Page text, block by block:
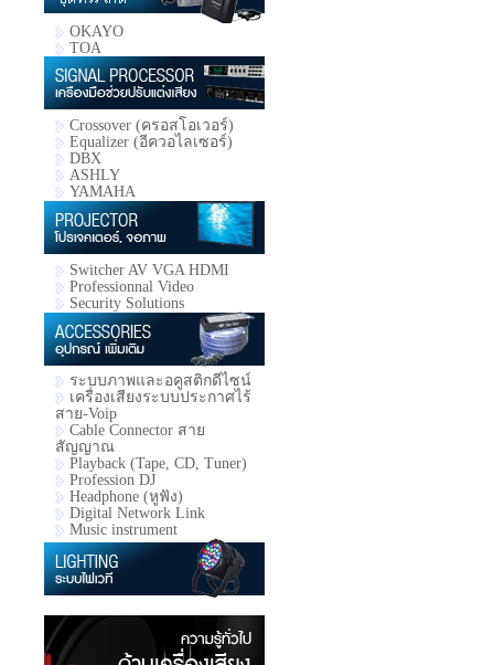
OKAYO
TOA
Crossover (ครอสโอเวอร์)
Equalizer (อีควอไลเซอร์)
DBX
ASHLY
YAMAHA
Switcher AV VGA HDMI
Professionnal Video
Security Solutions
ระบบภาพและอคูสติกดีไซน์
เครื่องเสียงระบบประกาศไร้
สาย-Voip
Cable Connector สาย
สัญญาณ
Playback (Tape, CD, Tuner)
Profession DJ
Headphone (หูฟัง)
Digital Network Link
Music instrument